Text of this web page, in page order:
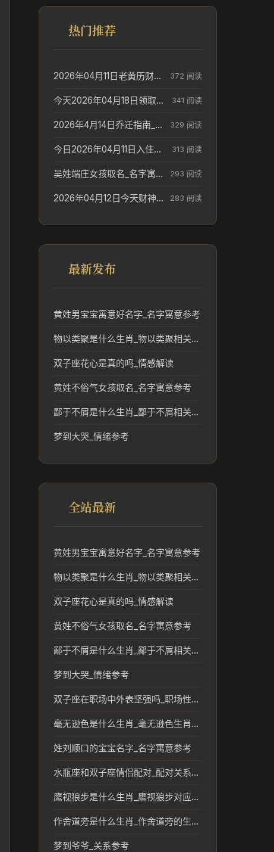
热门推荐
2026年04月11日老黄历财神方位_财神方位与供奉讲究 372 阅读
今天2026年04月18日领取结婚证老黄历不适合吗_领证日期参考 341 阅读
2026年4月14日乔迁指南_搬家择日参考 329 阅读
今日2026年04月11日入住新居老黄历不适宜吗_搬家择日参考 313 阅读
吴姓端庄女孩取名_名字寓意参考 293 阅读
2026年04月12日今天财神在哪个吉位_财神方位参考 283 阅读
最新发布
黄姓男宝宝寓意好名字_名字寓意参考
物以类聚是什么生肖_物以类聚相关生肖文化解读
双子座花心是真的吗_情感解读
黄姓不俗气女孩取名_名字寓意参考
鄙于不屑是什么生肖_鄙于不屑相关生肖文化解读
梦到大哭_情绪参考
全站最新
黄姓男宝宝寓意好名字_名字寓意参考
物以类聚是什么生肖_物以类聚相关生肖文化解读
双子座花心是真的吗_情感解读
黄姓不俗气女孩取名_名字寓意参考
鄙于不屑是什么生肖_鄙于不屑相关生肖文化解读
梦到大哭_情绪参考
双子座在职场中外表坚强吗_职场性格解析
毫无逊色是什么生肖_毫无逊色生肖的传统文化解读
姓刘顺口的宝宝名字_名字寓意参考
水瓶座和双子座情侣配对_配对关系解读
鹰视狼步是什么生肖_鹰视狼步对应的生肖文化解读
作舍道旁是什么生肖_作舍道旁的生肖文化传统解读
梦到爷爷_关系参考